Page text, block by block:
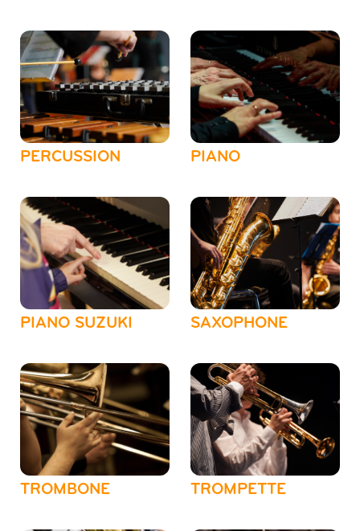
PERCUSSION PIANO
PIANO SUZUKI SAXOPHONE
TROMBONE TROMPETTE